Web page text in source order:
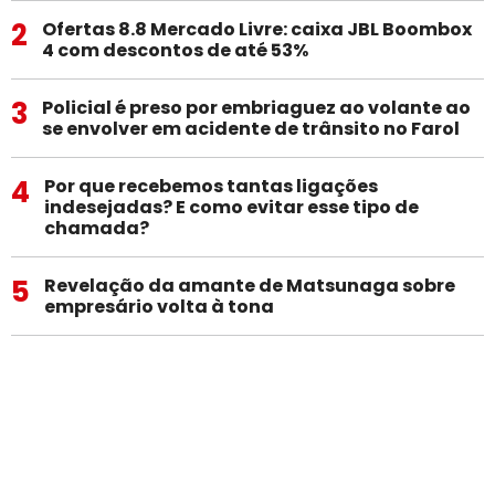
2
Ofertas 8.8 Mercado Livre: caixa JBL Boombox
4 com descontos de até 53%
3
Policial é preso por embriaguez ao volante ao
se envolver em acidente de trânsito no Farol
4
Por que recebemos tantas ligações
indesejadas? E como evitar esse tipo de
chamada?
5
Revelação da amante de Matsunaga sobre
empresário volta à tona